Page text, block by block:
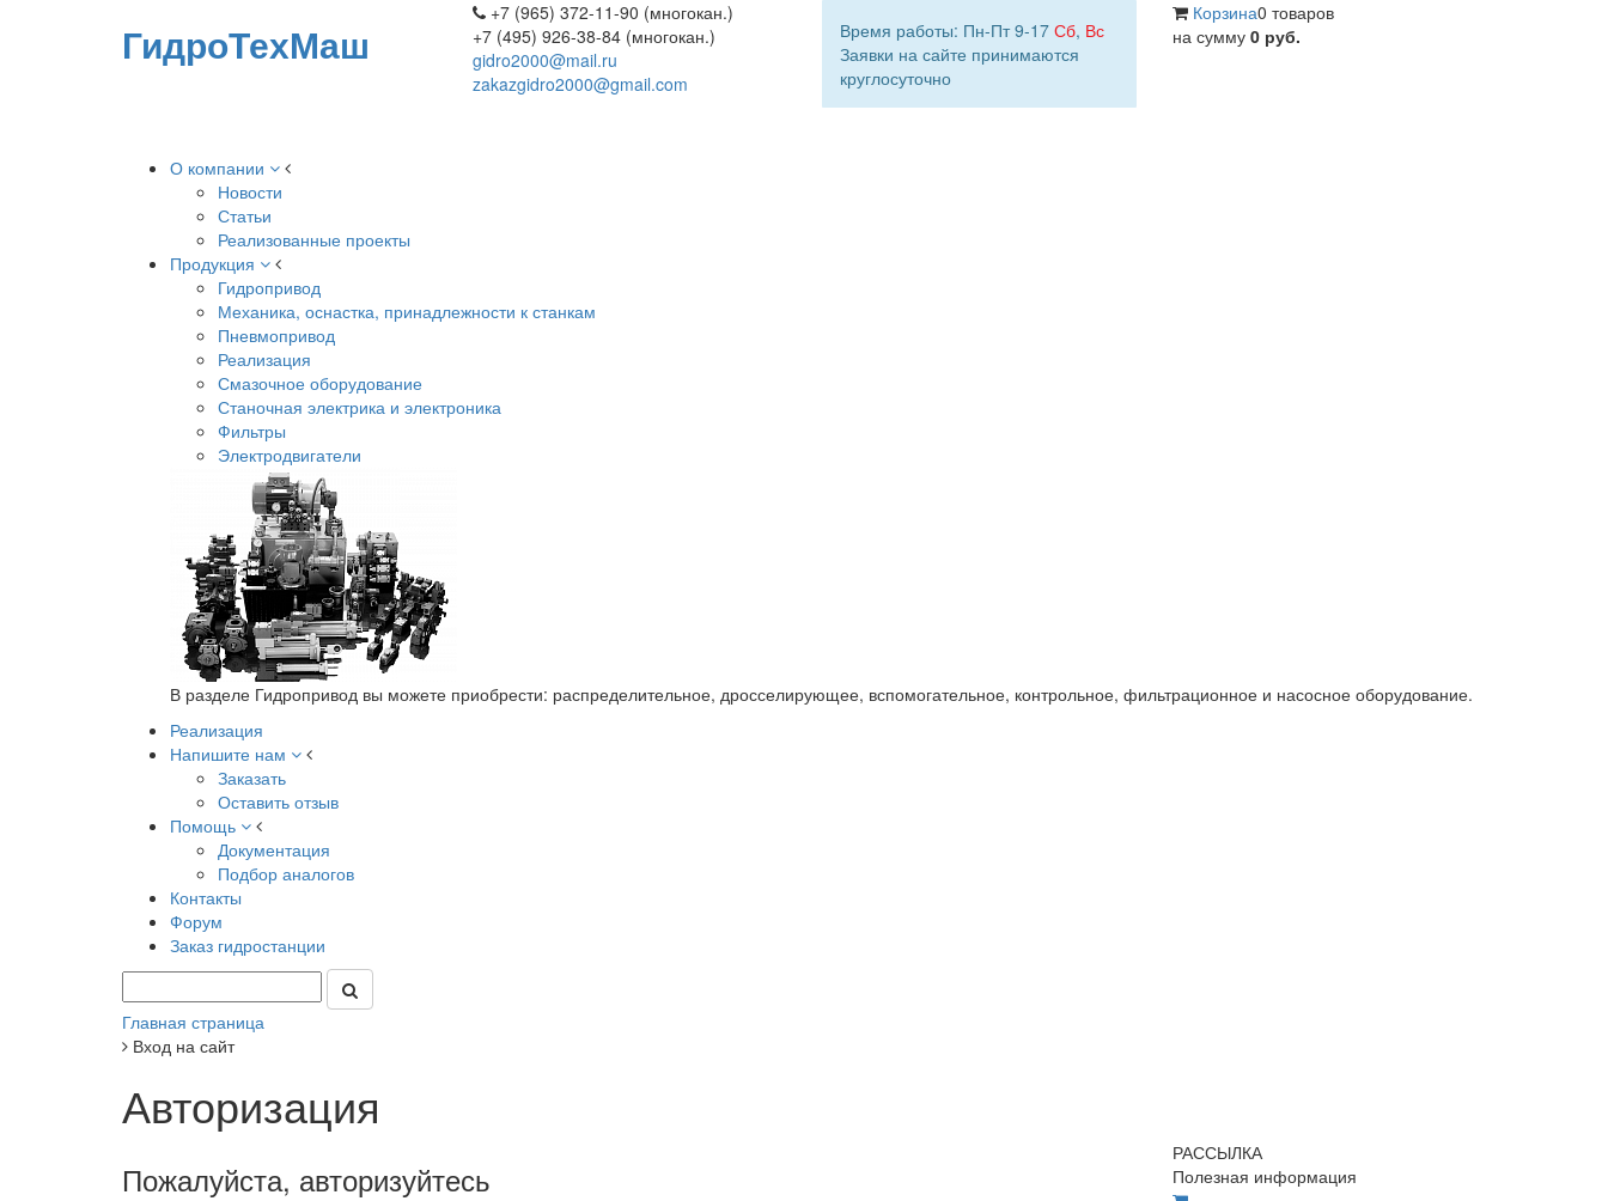
ГидроТехМаш
+7 (965) 372-11-90 (многокан.)
+7 (495) 926-38-84 (многокан.)
gidro2000@mail.ru
zakazgidro2000@gmail.com
Время работы: Пн-Пт 9-17 Сб, Вс
Заявки на сайте принимаются
круглосуточно
Корзина0 товаров
на сумму 0 руб.
О компании
Новости
Статьи
Реализованные проекты
Продукция
Гидропривод
Механика, оснастка, принадлежности к станкам
Пневмопривод
Реализация
Смазочное оборудование
Станочная электрика и электроника
Фильтры
Электродвигатели
В разделе Гидропривод вы можете приобрести: распределительное, дросселирующее, вспомогательное, контрольное, фильтрационное и насосное оборудование.
Реализация
Напишите нам
Заказать
Оставить отзыв
Помощь
Документация
Подбор аналогов
Контакты
Форум
Заказ гидростанции
Главная страница
Вход на сайт
Авторизация
Пожалуйста, авторизуйтесь
РАССЫЛКА
Полезная информация